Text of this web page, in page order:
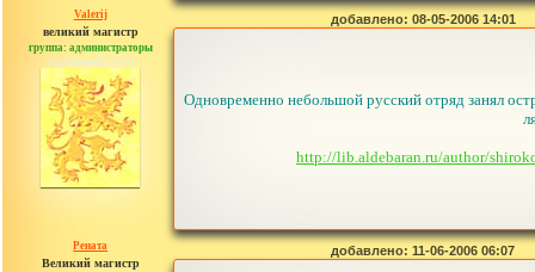
Valerij
великий магистр
группа: администраторы
сообщений: 3753
добавлено: 08-05-2006 14:01
Одновременно небольшой русский отряд занял
http://lib.aldebaran.ru/author/
Рената
Великий магистр
добавлено: 11-06-2006 06:07